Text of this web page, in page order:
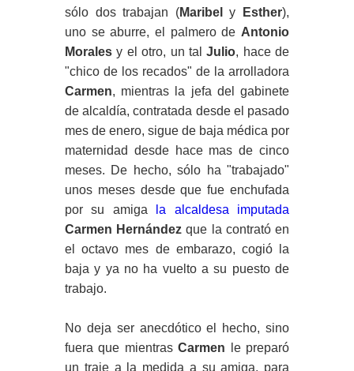
sólo dos trabajan (Maribel y Esther),
uno se aburre, el palmero de Antonio
Morales y el otro, un talJulio, hace de
"chico de los recados" de la arrolladora
Carmen, mientras la jefa del gabinete
de alcaldía, contratada desde el pasado
mes de enero, sigue de baja médica por
maternidad desde hace mas de cinco
meses. De hecho, sólo ha "trabajado"
unos meses desde que fue enchufada
por su amiga
la alcaldesa imputada
Carmen Hernández que la contrató en
el octavo mes de embarazo, cogió la
baja y ya no ha vuelto a su puesto de
trabajo.
No deja ser anecdótico el hecho, sino
fuera que mientrasCarmen le preparó
un traje a la medida a su amiga, para